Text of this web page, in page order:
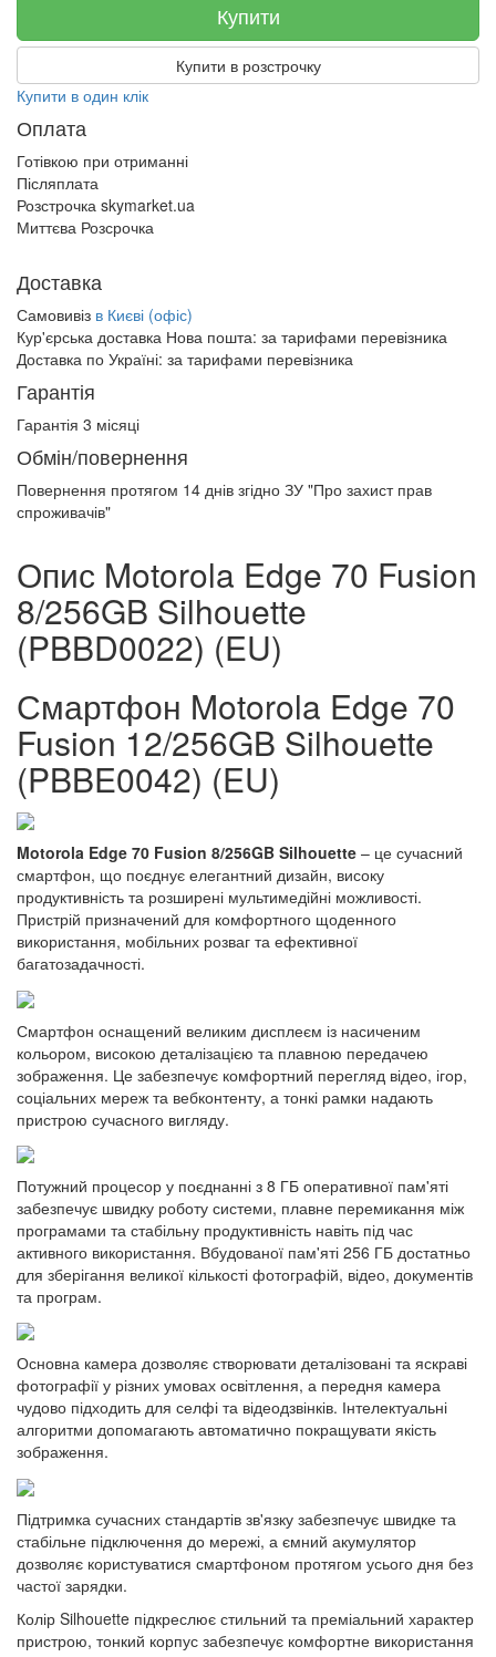
Купити
Купити в розстрочку
Купити в один клік
Оплата
Готівкою при отриманні
Післяплата
Розстрочка skymarket.ua
Миттєва Розсрочка
Доставка
Самовивіз в Києві (офіс)
Кур'єрська доставка Нова пошта: за тарифами перевізника
Доставка по Україні: за тарифами перевізника
Гарантія
Гарантія 3 місяці
Обмін/повернення
Повернення протягом 14 днів згідно ЗУ "Про захист прав
спроживачів"
Опис Motorola Edge 70 Fusion
8/256GB Silhouette
(PBBD0022) (EU)
Смартфон Motorola Edge 70
Fusion 12/256GB Silhouette
(PBBE0042) (EU)
Motorola Edge 70 Fusion 8/256GB Silhouette – це сучасний
смартфон, що поєднує елегантний дизайн, високу
продуктивність та розширені мультимедійні можливості.
Пристрій призначений для комфортного щоденного
використання, мобільних розваг та ефективної
багатозадачності.
Смартфон оснащений великим дисплеєм із насиченим
кольором, високою деталізацією та плавною передачею
зображення. Це забезпечує комфортний перегляд відео, ігор,
соціальних мереж та вебконтенту, а тонкі рамки надають
пристрою сучасного вигляду.
Потужний процесор у поєднанні з 8 ГБ оперативної пам'яті
забезпечує швидку роботу системи, плавне перемикання між
програмами та стабільну продуктивність навіть під час
активного використання. Вбудованої пам'яті 256 ГБ достатньо
для зберігання великої кількості фотографій, відео, документів
та програм.
Основна камера дозволяє створювати деталізовані та яскраві
фотографії у різних умовах освітлення, а передня камера
чудово підходить для селфі та відеодзвінків. Інтелектуальні
алгоритми допомагають автоматично покращувати якість
зображення.
Підтримка сучасних стандартів зв'язку забезпечує швидке та
стабільне підключення до мережі, а ємний акумулятор
дозволяє користуватися смартфоном протягом усього дня без
частої зарядки.
Колір Silhouette підкреслює стильний та преміальний характер
пристрою, тонкий корпус забезпечує комфортне використання